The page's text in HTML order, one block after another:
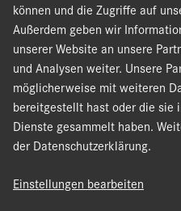
§ 6 Vorzeitige
Gewinnspiels
Der Veranstalter behält sich
Zeitpunkt ohne
Gründen abzubrechen oder zu
Möglichkeit macht der
Gebrauch, wenn aus
Computersystem,
oder Software) oder aus
können und die Zugriffe auf
Außerdem geben wir
unserer Website an unsere
und Analysen weiter. Unsere
möglicherweise mit weiteren
bereitgestellt hast oder die sie
Dienste gesammelt haben.
der Datenschutzerklärung.
Einstellungen bearbeiten